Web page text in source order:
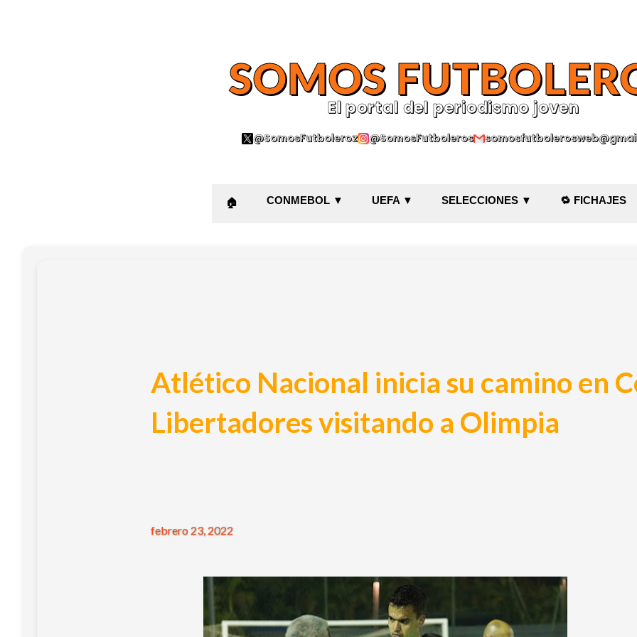
SOMOS
El portal del periodismo joven
@SomosFutboleroz @SomosFutboleros
🏠 CONMEBOL ▼ UEFA ▼ SELECCIONES ▼ 🔁 FICHAJES
Atlético Nacional inicia su camino en
Libertadores visitando a Olimpia
febrero 23, 2022